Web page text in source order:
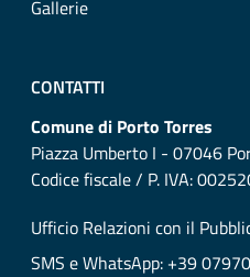
Gallerie
CONTATTI
Comune di Porto Torres
Piazza Umberto I - 07046
Codice fiscale / P. IVA:
Ufficio Relazioni con il
SMS e WhatsApp: +39